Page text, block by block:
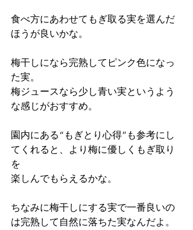
食べ方にあわせてもぎ取る実を選んだ
ほうが良いかな。
梅干しになら完熟してピンク色になっ
た実。
梅ジュースなら少し青い実というよう
な感じがおすすめ。
園内にある“もぎとり心得”も参考にし
てくれると、より梅に優しくもぎ取り
を
楽しんでもらえるかな。
ちなみに梅干しにする実で一番良いの
は完熟して自然に落ちた実なんだよ。